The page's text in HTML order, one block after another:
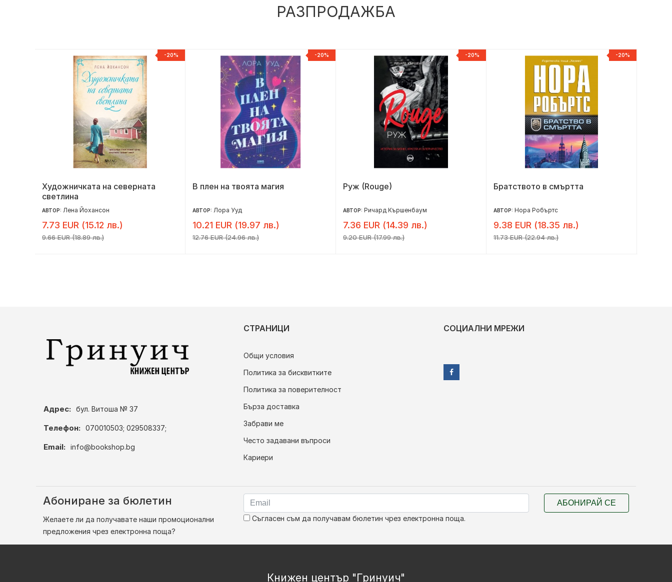
РАЗПРОДАЖБА
-20%
Художничката на северната
светлина
АВТОР: Лена Йохансон
7.73 EUR (15.12 лв.)
9.66 EUR (18.89 лв.)
-20%
В плен на твоята магия
АВТОР: Лора Ууд
10.21 EUR (19.97 лв.)
12.76 EUR (24.96 лв.)
-20%
Руж (Rouge)
АВТОР: Ричард Кършенбаум
7.36 EUR (14.39 лв.)
9.20 EUR (17.99 лв.)
-20%
Братството в смъртта
АВТОР: Нора Робъртс
9.38 EUR (18.35 лв.)
11.73 EUR (22.94 лв.)
Адрес: бул. Витоша № 37
Телефон: 070010503; 029508337;
Email: info@bookshop.bg
СТРАНИЦИ
Общи условия
Политика за бисквитките
Политика за поверителност
Бърза доставка
Забрави ме
Често задавани въпроси
Кариери
СОЦИАЛНИ МРЕЖИ
Абониране за бюлетин
Желаете ли да получавате наши промоционални
предложения чрез електронна поща?
Съгласен съм да получавам бюлетин чрез електронна поща.
АБОНИРАЙ СЕ
Книжен център "Гринуич"